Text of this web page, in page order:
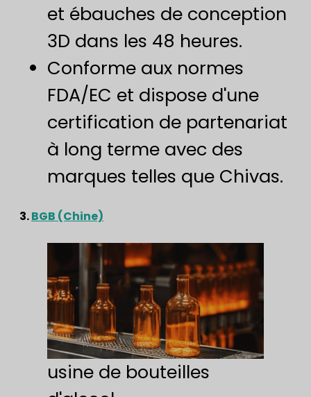
et ébauches de conception
3D dans les 48 heures.
Conforme aux normes
FDA/EC et dispose d'une
certification de partenariat
à long terme avec des
marques telles que Chivas.
3.BGB (Chine)
usine de bouteilles